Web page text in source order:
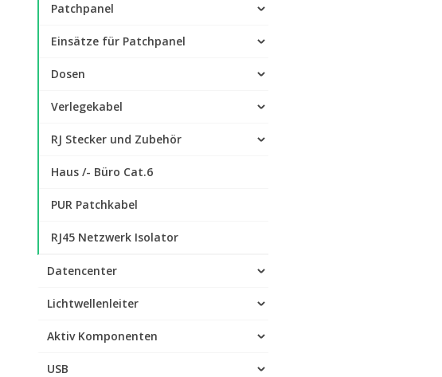
Patchpanel
Einsätze für Patchpanel
Dosen
Verlegekabel
RJ Stecker und Zubehör
Haus /- Büro Cat.6
PUR Patchkabel
RJ45 Netzwerk Isolator
Datencenter
Lichtwellenleiter
Aktiv Komponenten
USB